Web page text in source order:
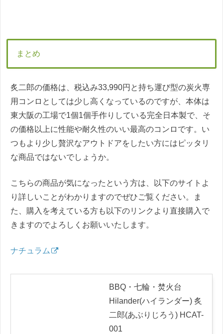
まとめ
炙二郎の価格は、税込み33,990円と持ち運び型の炭火専
用コンロとしては少し高くなっているのですが、本体は
東大阪の工場で1個1個手作りしている完全日本製で、そ
の価格以上に性能や耐久性のいい最高のコンロです。い
つもより少し贅沢なアウトドアをしたい方にはピッタリ
な商品ではないでしょうか。
こちらの商品が気になったという方は、以下のサイトよ
り詳しいことがわかりますのでぜひご覧ください。ま
た、購入を考えている方も以下のリンクより直接購入で
きますのでよろしくお願いいたします。
ナチュラム
BBQ・七輪・焚火台
Hilander(ハイランダー) 炙
二郎(あぶりじろう) HCAT-
001